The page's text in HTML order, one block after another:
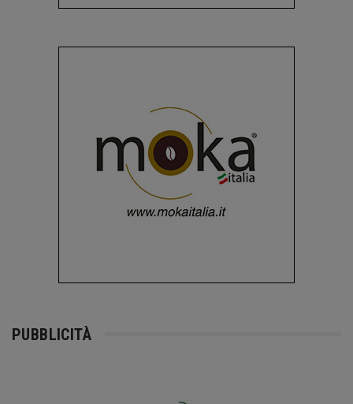
PUBBLICITÀ